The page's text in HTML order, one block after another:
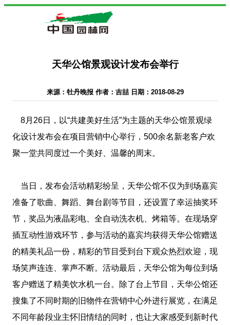
天华公馆景观设计发布会举行
来源：牡丹晚报 作者：吉喆 日期：2018-08-29
8月26日，以“共建美好生活”为主题的天华公馆景观绿
化设计发布会在项目营销中心举行，500余名新老客户欢
聚一堂共同度过一个美好、温馨的周末。
当日，发布会活动精彩纷呈，天华公馆不仅为到场嘉宾
准备了歌曲、舞蹈、舞台剧等节目，还设置了幸运抽奖环
节，奖品为液晶彩电、全自动洗衣机、烤箱等。在现场穿
插互动性游戏环节，参与活动的嘉宾均获得天华公馆赠送
的精美礼品一份，精彩的节目受到台下观众热烈欢迎，现
场笑声连连、掌声不断。活动最后，天华公馆为每位到场
客户赠送了精美饮水机一台。除了台上节目，天华公馆还
搜集了不同时期的旧物件在营销中心外进行展览，在满足
不同年龄段业主怀旧情结的同时，也让大家感受到新时代